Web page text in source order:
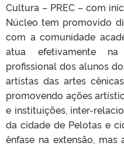
Cultura – PREC – com
Núcleo tem promovido
com a comunidade
atua efetivamente
profissional dos alunos
artistas das artes
promovendo ações
e instituições, inter-
da cidade de Pelotas e
ênfase na extensão,